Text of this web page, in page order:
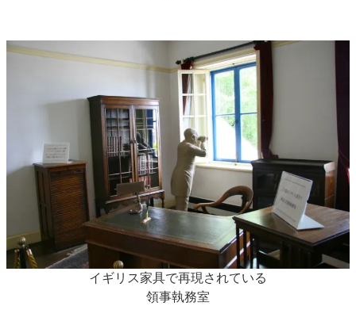
イギリス家具で再現されている
領事執務室